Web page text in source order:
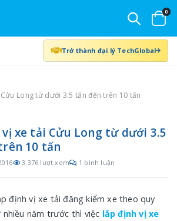
0
Trở thành đại lý TechGlobal
Long từ dưới 3.5 tấn đến trên 10 tấn
vị xe tải Cửu Long từ dưới 3.5
10 tấn
3.376 lượt xem 1 bình luận
định vị xe tải đăng kiểm xe theo quy
năm trước thì việc lắp định vị xe